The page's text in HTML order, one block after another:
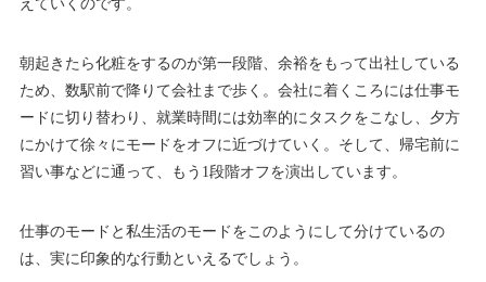
えていくのです。
朝起きたら化粧をするのが第一段階、余裕をもって出社している
ため、数駅前で降りて会社まで歩く。会社に着くころには仕事モ
ードに切り替わり、就業時間には効率的にタスクをこなし、夕方
にかけて徐々にモードをオフに近づけていく。そして、帰宅前に
習い事などに通って、もう1段階オフを演出しています。
仕事のモードと私生活のモードをこのようにして分けているの
は、実に印象的な行動といえるでしょう。